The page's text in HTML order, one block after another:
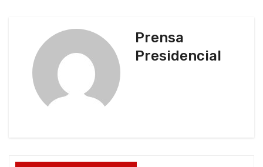
Prensa
Presidencial